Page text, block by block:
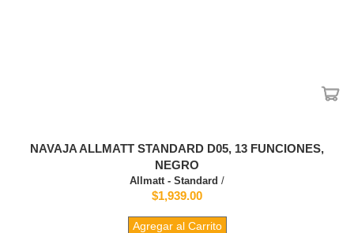
NAVAJA ALLMATT STANDARD D05, 13 FUNCIONES,
NEGRO
Allmatt - Standard /
$1,939.00
Agregar al Carrito